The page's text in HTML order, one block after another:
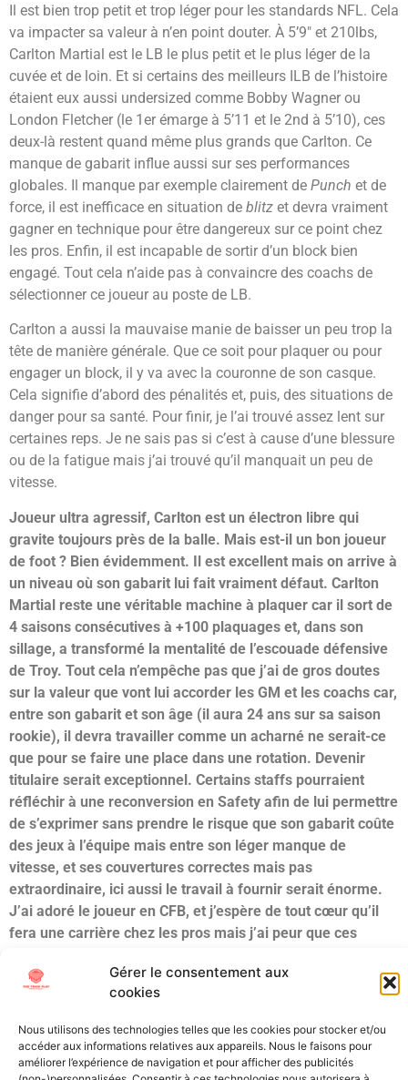
Gérer le consentement aux
cookies
Nous utilisons des technologies telles que les cookies pour stocker et/ou
accéder aux informations relatives aux appareils. Nous le faisons pour
améliorer l’expérience de navigation et pour afficher des publicités
Il est bien trop petit et trop léger pour les standards NFL. Cela
va impacter sa valeur à n’en point douter. À 5’9″ et 210lbs,
Carlton Martial est le LB le plus petit et le plus léger de la
cuvée et de loin. Et si certains des meilleurs ILB de l’histoire
étaient eux aussi undersized comme Bobby Wagner ou
London Fletcher (le 1er émarge à 5’11 et le 2nd à 5’10), ces
deux-là restent quand même plus grands que Carlton. Ce
manque de gabarit influe aussi sur ses performances
globales. Il manque par exemple clairement de Punch et de
force, il est inefficace en situation de blitz et devra vraiment
gagner en technique pour être dangereux sur ce point chez
les pros. Enfin, il est incapable de sortir d’un block bien
engagé. Tout cela n’aide pas à convaincre des coachs de
sélectionner ce joueur au poste de LB.
Carlton a aussi la mauvaise manie de baisser un peu trop la
tête de manière générale. Que ce soit pour plaquer ou pour
engager un block, il y va avec la couronne de son casque.
Cela signifie d’abord des pénalités et, puis, des situations de
danger pour sa santé. Pour finir, je l’ai trouvé assez lent sur
certaines reps. Je ne sais pas si c’est à cause d’une blessure
ou de la fatigue mais j’ai trouvé qu’il manquait un peu de
vitesse.
Joueur ultra agressif, Carlton est un électron libre qui
gravite toujours près de la balle. Mais est-il un bon joueur
de foot ? Bien évidemment. Il est excellent mais on arrive à
un niveau où son gabarit lui fait vraiment défaut. Carlton
Martial reste une véritable machine à plaquer car il sort de
4 saisons consécutives à +100 plaquages et, dans son
sillage, a transformé la mentalité de l’escouade défensive
de Troy. Tout cela n’empêche pas que j’ai de gros doutes
sur la valeur que vont lui accorder les GM et les coachs car,
entre son gabarit et son âge (il aura 24 ans sur sa saison
rookie), il devra travailler comme un acharné ne serait-ce
que pour se faire une place dans une rotation. Devenir
titulaire serait exceptionnel. Certains staffs pourraient
réfléchir à une reconversion en Safety afin de lui permettre
de s’exprimer sans prendre le risque que son gabarit coûte
des jeux à l’équipe mais entre son léger manque de
vitesse, et ses couvertures correctes mais pas
extraordinaire, ici aussi le travail à fournir serait énorme.
J’ai adoré le joueur en CFB, et j’espère de tout cœur qu’il
fera une carrière chez les pros mais j’ai peur que ces
ne seront pas prêtes à relever. Pour moi, il est un pari du
3ème jour. Pour les franchises NFL, on pourrait être sur un
ÉtiquetéDraftLBNCAANFL DraftScoutingTroy